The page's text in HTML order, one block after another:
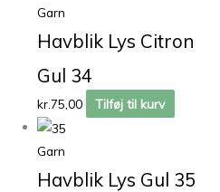
Garn
Havblik Lys Citron
Gul 34
kr.75,00 Tilføj til kurv
Garn
Havblik Lys Gul 35